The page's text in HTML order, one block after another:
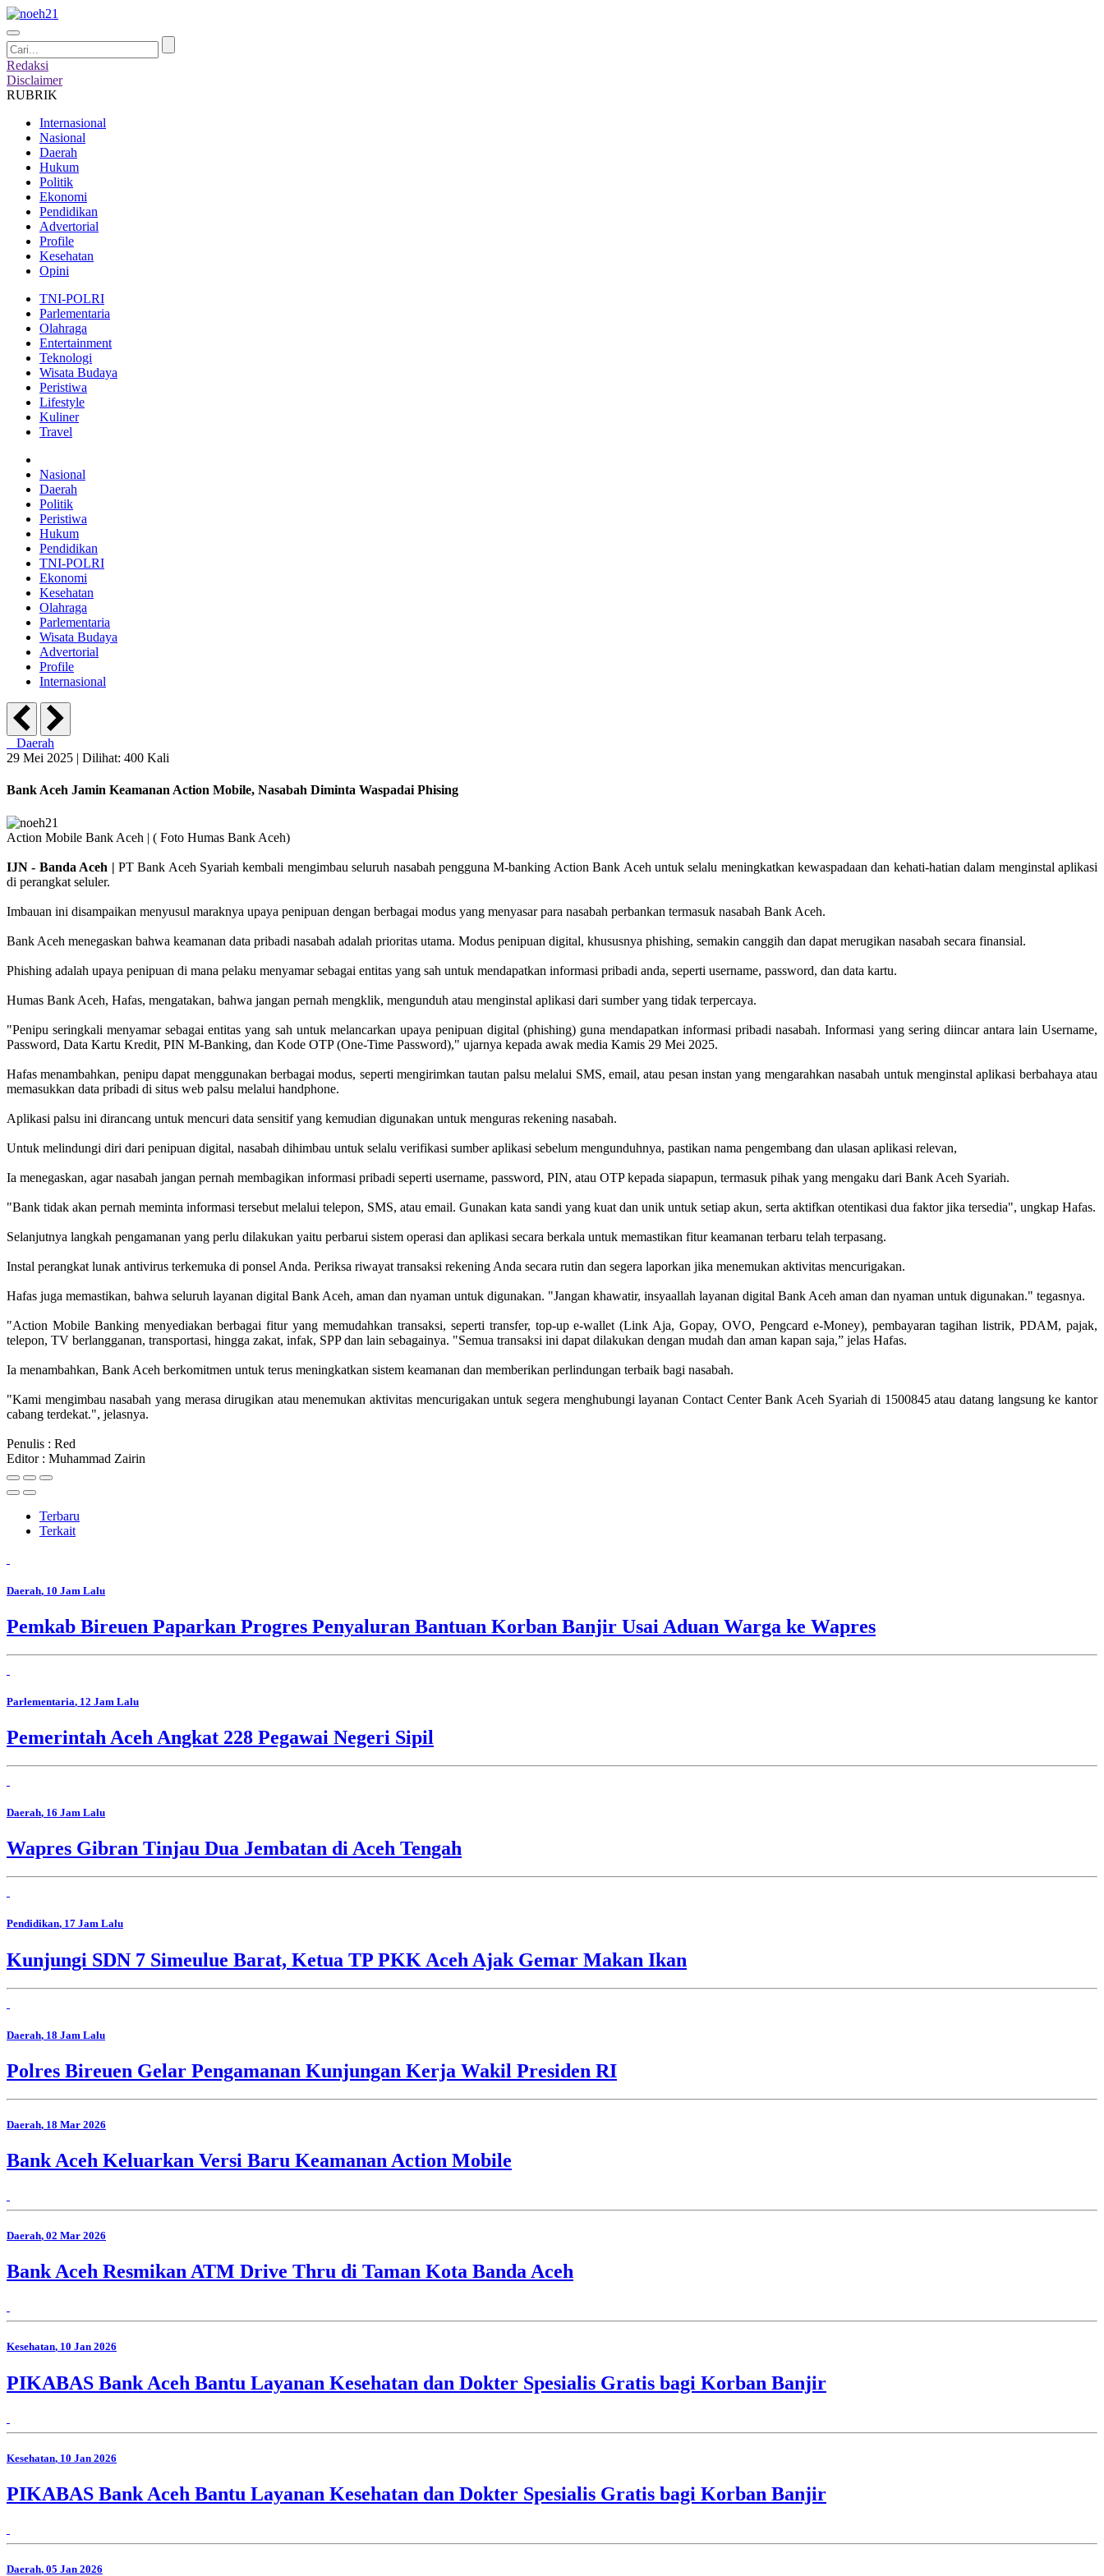
Redaksi
Disclaimer
RUBRIK
Internasional
Nasional
Daerah
Hukum
Politik
Ekonomi
Pendidikan
Advertorial
Profile
Kesehatan
Opini
TNI-POLRI
Parlementaria
Olahraga
Entertainment
Teknologi
Wisata Budaya
Peristiwa
Lifestyle
Kuliner
Travel
Nasional
Daerah
Politik
Peristiwa
Hukum
Pendidikan
TNI-POLRI
Ekonomi
Kesehatan
Olahraga
Parlementaria
Wisata Budaya
Advertorial
Profile
Internasional
Daerah
29 Mei 2025 | Dilihat: 400 Kali
Bank Aceh Jamin Keamanan Action Mobile, Nasabah Diminta Waspadai Phising
Action Mobile Bank Aceh | ( Foto Humas Bank Aceh)
IJN - Banda Aceh | PT Bank Aceh Syariah kembali mengimbau seluruh nasabah pengguna M-banking Action Bank Aceh untuk selalu meningkatkan kewaspadaan dan kehati-hatian dalam menginstal aplikasi
di perangkat seluler.
Imbauan ini disampaikan menyusul maraknya upaya penipuan dengan berbagai modus yang menyasar para nasabah perbankan termasuk nasabah Bank Aceh.
Bank Aceh menegaskan bahwa keamanan data pribadi nasabah adalah prioritas utama. Modus penipuan digital, khususnya phishing, semakin canggih dan dapat merugikan nasabah secara finansial.
Phishing adalah upaya penipuan di mana pelaku menyamar sebagai entitas yang sah untuk mendapatkan informasi pribadi anda, seperti username, password, dan data kartu.
Humas Bank Aceh, Hafas, mengatakan, bahwa jangan pernah mengklik, mengunduh atau menginstal aplikasi dari sumber yang tidak terpercaya.
"Penipu seringkali menyamar sebagai entitas yang sah untuk melancarkan upaya penipuan digital (phishing) guna mendapatkan informasi pribadi nasabah. Informasi yang sering diincar antara lain Username,
Password, Data Kartu Kredit, PIN M-Banking, dan Kode OTP (One-Time Password)," ujarnya kepada awak media Kamis 29 Mei 2025.
Hafas menambahkan, penipu dapat menggunakan berbagai modus, seperti mengirimkan tautan palsu melalui SMS, email, atau pesan instan yang mengarahkan nasabah untuk menginstal aplikasi berbahaya atau
memasukkan data pribadi di situs web palsu melalui handphone.
Aplikasi palsu ini dirancang untuk mencuri data sensitif yang kemudian digunakan untuk menguras rekening nasabah.
Untuk melindungi diri dari penipuan digital, nasabah dihimbau untuk selalu verifikasi sumber aplikasi sebelum mengunduhnya, pastikan nama pengembang dan ulasan aplikasi relevan,
Ia menegaskan, agar nasabah jangan pernah membagikan informasi pribadi seperti username, password, PIN, atau OTP kepada siapapun, termasuk pihak yang mengaku dari Bank Aceh Syariah.
"Bank tidak akan pernah meminta informasi tersebut melalui telepon, SMS, atau email. Gunakan kata sandi yang kuat dan unik untuk setiap akun, serta aktifkan otentikasi dua faktor jika tersedia", ungkap Hafas.
Selanjutnya langkah pengamanan yang perlu dilakukan yaitu perbarui sistem operasi dan aplikasi secara berkala untuk memastikan fitur keamanan terbaru telah terpasang.
Instal perangkat lunak antivirus terkemuka di ponsel Anda. Periksa riwayat transaksi rekening Anda secara rutin dan segera laporkan jika menemukan aktivitas mencurigakan.
Hafas juga memastikan, bahwa seluruh layanan digital Bank Aceh, aman dan nyaman untuk digunakan. "Jangan khawatir, insyaallah layanan digital Bank Aceh aman dan nyaman untuk digunakan." tegasnya.
"Action Mobile Banking menyediakan berbagai fitur yang memudahkan transaksi, seperti transfer, top-up e-wallet (Link Aja, Gopay, OVO, Pengcard e-Money), pembayaran tagihan listrik, PDAM, pajak,
telepon, TV berlangganan, transportasi, hingga zakat, infak, SPP dan lain sebagainya. "Semua transaksi ini dapat dilakukan dengan mudah dan aman kapan saja,” jelas Hafas.
Ia menambahkan, Bank Aceh berkomitmen untuk terus meningkatkan sistem keamanan dan memberikan perlindungan terbaik bagi nasabah.
"Kami mengimbau nasabah yang merasa dirugikan atau menemukan aktivitas mencurigakan untuk segera menghubungi layanan Contact Center Bank Aceh Syariah di 1500845 atau datang langsung ke kantor
cabang terdekat.", jelasnya.
Penulis : Red
Editor : Muhammad Zairin
Terbaru
Terkait
Daerah, 10 Jam Lalu
Pemkab Bireuen Paparkan Progres Penyaluran Bantuan Korban Banjir Usai Aduan Warga ke Wapres
Parlementaria, 12 Jam Lalu
Pemerintah Aceh Angkat 228 Pegawai Negeri Sipil
Daerah, 16 Jam Lalu
Wapres Gibran Tinjau Dua Jembatan di Aceh Tengah
Pendidikan, 17 Jam Lalu
Kunjungi SDN 7 Simeulue Barat, Ketua TP PKK Aceh Ajak Gemar Makan Ikan
Daerah, 18 Jam Lalu
Polres Bireuen Gelar Pengamanan Kunjungan Kerja Wakil Presiden RI
Daerah, 18 Mar 2026
Bank Aceh Keluarkan Versi Baru Keamanan Action Mobile
Daerah, 02 Mar 2026
Bank Aceh Resmikan ATM Drive Thru di Taman Kota Banda Aceh
Kesehatan, 10 Jan 2026
PIKABAS Bank Aceh Bantu Layanan Kesehatan dan Dokter Spesialis Gratis bagi Korban Banjir
Kesehatan, 10 Jan 2026
PIKABAS Bank Aceh Bantu Layanan Kesehatan dan Dokter Spesialis Gratis bagi Korban Banjir
Daerah, 05 Jan 2026